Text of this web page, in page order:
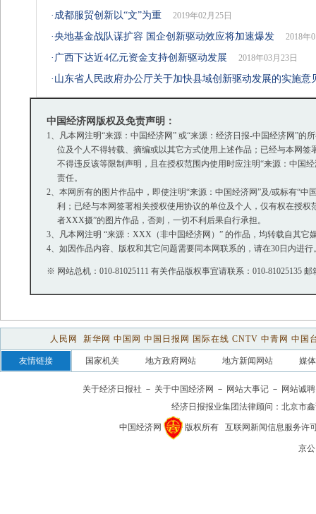
· 成都服贸创新以“文”为重 2019年02月25日
·央地基金战队谋扩容 国企创新驱动效应将加速爆发 2018年
· 广西下达近4亿元资金支持创新驱动发展 2018年03月23日
· 山东省人民政府办公厅关于加快县域创新驱动发展的实施意
中国经济网版权及免责声明：
1、凡本网注明“来源：中国经济网” 或“来源：经济日报-中国经济网”
位及个人不得转载、摘编或以其它方式使用上述作品；已经与本网签
不得违反该等限制声明，且在授权范围内使用时应注明“来源：中国
责任。
2、本网所有的图片作品中，即使注明“来源：中国经济网”及/或标有“
利；已经与本网签署相关授权使用协议的单位及个人，仅有权在授权
者XXX摄”的图片作品，否则，一切不利后果自行承担。
3、凡本网注明 “来源：XXX（非中国经济网）” 的作品，均转载自其
4、如因作品内容、版权和其它问题需要同本网联系的，请在30日内进行
※ 网站总机：010-81025111 有关作品版权事宜请联系：010-81025135 邮
关于经济日报社 － 关于中国经济网 － 网站大事记 － 网站诚聘
经济日报报业集团法律顾问： 北京市
中国经济网 版权所有 互联网新闻信息服务许
京